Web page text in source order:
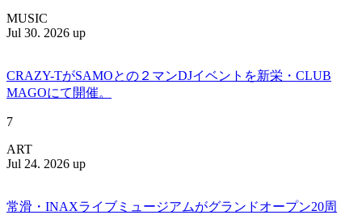
MUSIC
Jul 30. 2026 up
CRAZY-TがSAMOとの２マンDJイベントを新栄・CLUB
MAGOにて開催。
7
ART
Jul 24. 2026 up
常滑・INAXライブミュージアムがグランドオープン20周